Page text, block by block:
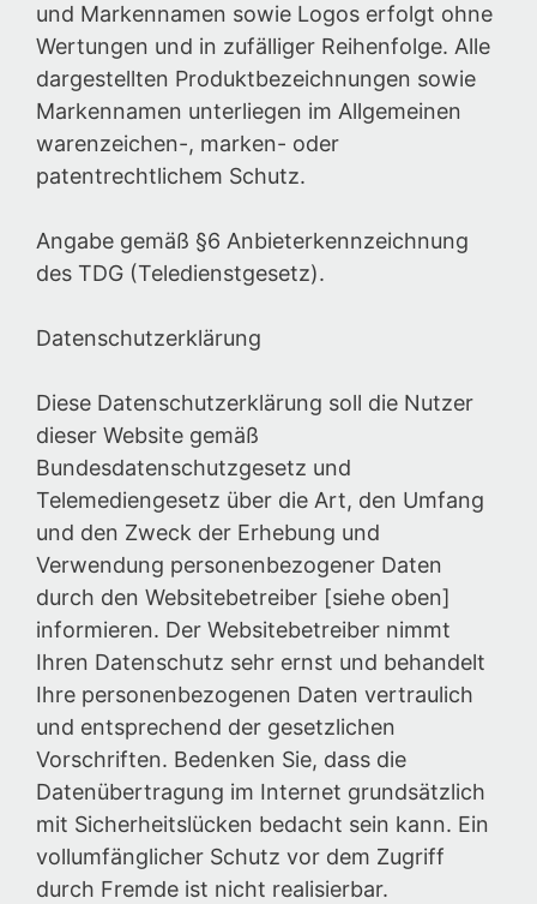
und Markennamen sowie Logos erfolgt ohne
Wertungen und in zufälliger Reihenfolge. Alle
dargestellten Produktbezeichnungen sowie
Markennamen unterliegen im Allgemeinen
warenzeichen-, marken- oder
patentrechtlichem Schutz.
Angabe gemäß §6 Anbieterkennzeichnung
des TDG (Teledienstgesetz).
Datenschutzerklärung
Diese Datenschutzerklärung soll die Nutzer
dieser Website gemäß
Bundesdatenschutzgesetz und
Telemediengesetz über die Art, den Umfang
und den Zweck der Erhebung und
Verwendung personenbezogener Daten
durch den Websitebetreiber [siehe oben]
informieren. Der Websitebetreiber nimmt
Ihren Datenschutz sehr ernst und behandelt
Ihre personenbezogenen Daten vertraulich
und entsprechend der gesetzlichen
Vorschriften. Bedenken Sie, dass die
Datenübertragung im Internet grundsätzlich
mit Sicherheitslücken bedacht sein kann. Ein
vollumfänglicher Schutz vor dem Zugriff
durch Fremde ist nicht realisierbar.